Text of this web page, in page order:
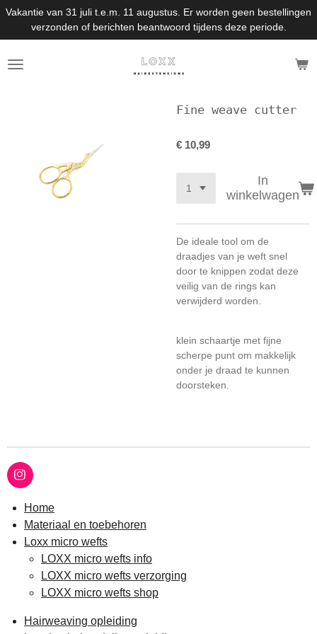
Ga
direct
naar
de
hoofdinhoud
Vakantie van 31 juli t.e.m. 11 augustus. Er worden geen bestellingen
verzonden of berichten beantwoord tijdens deze periode.
Fine weave cutter
€ 10,99
In
winkelwagen
De ideale tool om de
draadjes van je weft snel
door te knippen zodat deze
veilig van de rings kan
verwijderd worden.
klein schaartje met fijne
scherpe punt om makkelijk
onder je draad te kunnen
doorsteken.
I
n
Home
Materiaal en toebehoren
Loxx micro wefts
LOXX micro wefts info
LOXX micro wefts verzorging
LOXX micro wefts shop
Hairweaving opleiding